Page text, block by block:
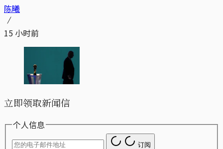
陈曦
15 小时前
立即领取新闻信
个人信息
订阅